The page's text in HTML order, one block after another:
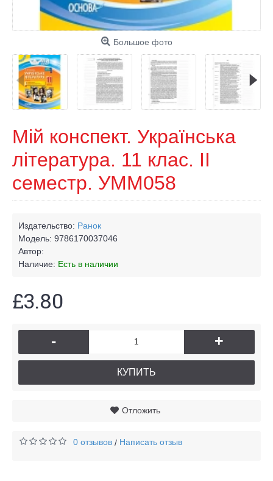
Большое фото
Мій конспект. Українська
література. 11 клас. ІІ
семестр. УММ058
Издательство: Ранок
Модель: 9786170037046
Автор:
Наличие: Есть в наличии
£3.80
- +
КУПИТЬ
Отложить
0 отзывов / Написать отзыв